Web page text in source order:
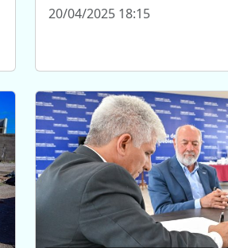
20/04/2025 18:15